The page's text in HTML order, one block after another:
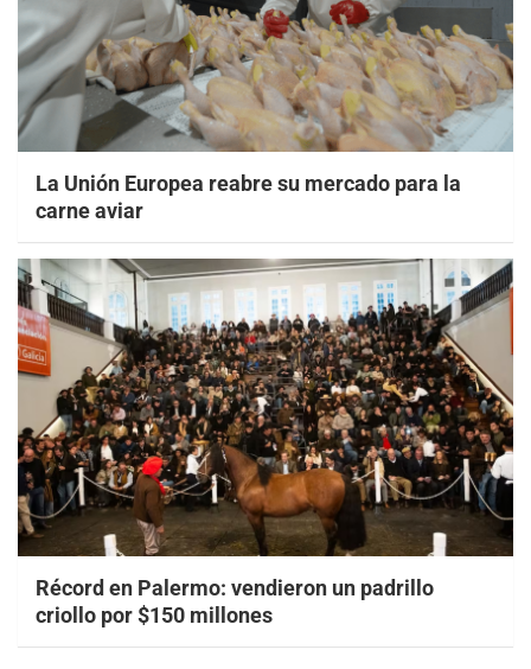
La Unión Europea reabre su mercado para la
carne aviar
Récord en Palermo: vendieron un padrillo
criollo por $150 millones